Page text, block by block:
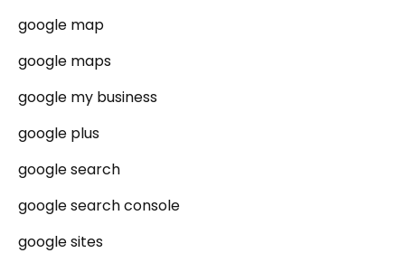
google map
google maps
google my business
google plus
google search
google search console
google sites